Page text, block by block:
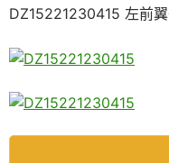
DZ15221230415 左前